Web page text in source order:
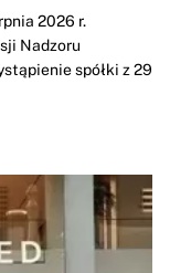
2026 r.
Nadzoru
spółki z 29